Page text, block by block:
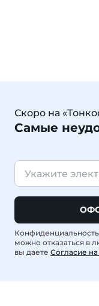
Скоро на
Самые
можно отказаться в
вы даете Согласие